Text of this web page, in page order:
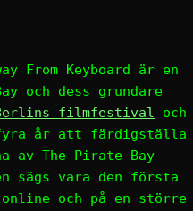
From Keyboard är en
och dess grundare
filmfestival och
år att färdigställa
av The Pirate Bay
sägs vara den första
och på en större